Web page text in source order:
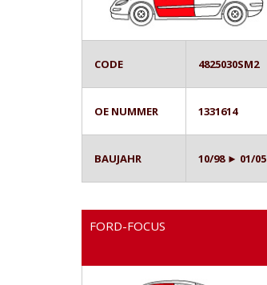
CODE 4825030SM2
OE NUMMER 1331614
BAUJAHR 10/98 ► 01/05
FORD-FOCUS